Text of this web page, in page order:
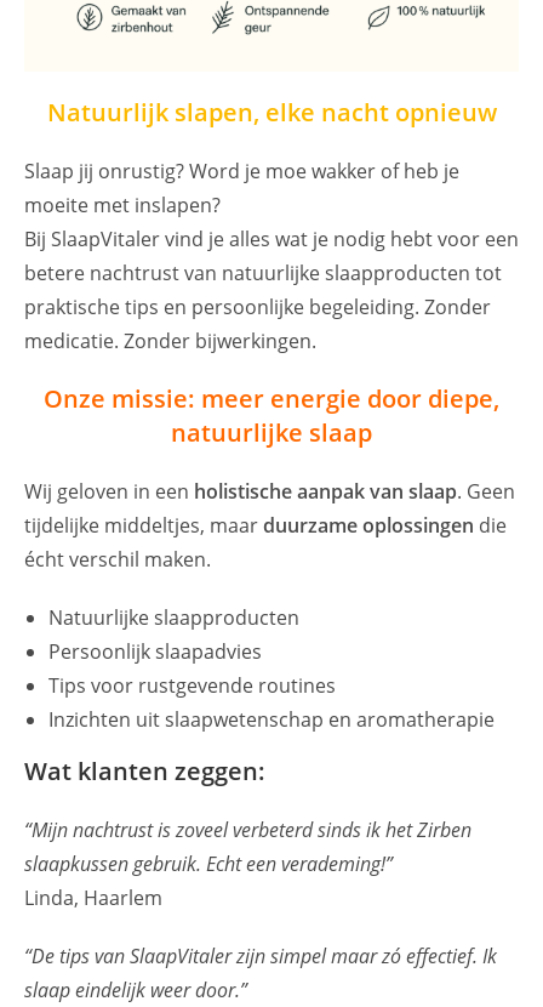
Natuurlijk slapen, elke nacht opnieuw
Slaap jij onrustig? Word je moe wakker of heb je
moeite met inslapen?
Bij SlaapVitaler vind je alles wat je nodig hebt voor een
betere nachtrust van natuurlijke slaapproducten tot
praktische tips en persoonlijke begeleiding. Zonder
medicatie. Zonder bijwerkingen.
Onze missie: meer energie door diepe,
natuurlijke slaap
Wij geloven in een holistische aanpak van slaap. Geen
tijdelijke middeltjes, maarduurzame oplossingen die
écht verschil maken.
Natuurlijke slaapproducten
Persoonlijk slaapadvies
Tips voor rustgevende routines
Inzichten uit slaapwetenschap en aromatherapie
Wat klanten zeggen:
“Mijn nachtrust is zoveel verbeterd sinds ik het Zirben
slaapkussen gebruik. Echt een verademing!”
Linda, Haarlem
“De tips van SlaapVitaler zijn simpel maar zó effectief. Ik
slaap eindelijk weer door.”